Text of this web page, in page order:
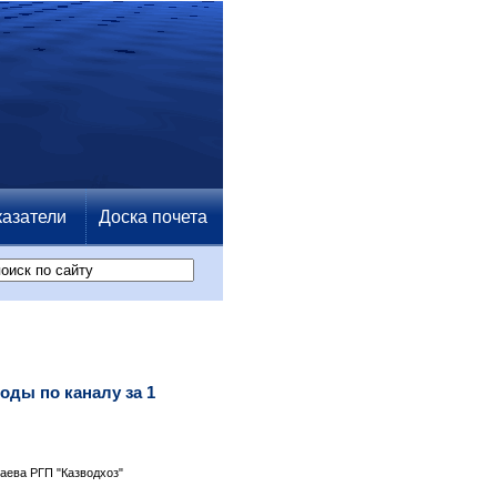
Доска почета
по каналу за 1
РГП "Казводхоз"